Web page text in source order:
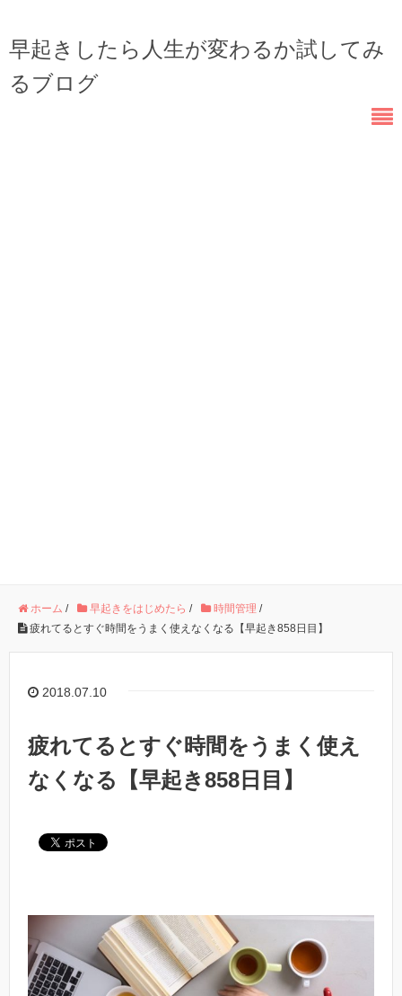
早起きしたら人生が変わるか試してみ
るブログ
ホーム / 早起きをはじめたら / 時間管理 /
疲れてるとすぐ時間をうまく使えなくなる【早起き858日目】
2018.07.10
疲れてるとすぐ時間をうまく使え
なくなる【早起き858日目】